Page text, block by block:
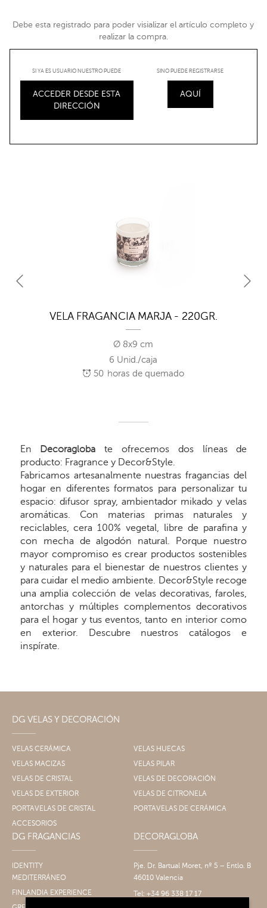
Debe esta registrado para poder visializar el artículo completo y
realizar la compra.
SI YA ES USUARIO NUESTRO PUEDE
ACCEDER DESDE ESTA
DIRECCIÓN
SINO PUEDE REGISTRARSE
AQUÍ
VELA FRAGANCIA MARJA - 220GR.
Ø 8x9 cm
6 Unid./caja
50 horas de quemado
En Decoragloba te ofrecemos dos líneas de
producto: Fragrance y Decor&Style.
Fabricamos artesanalmente nuestras fragancias del
hogar en diferentes formatos para personalizar tu
espacio: difusor spray, ambientador mikado y velas
aromáticas. Con materias primas naturales y
reciclables, cera 100% vegetal, libre de parafina y
con mecha de algodón natural. Porque nuestro
mayor compromiso es crear productos sostenibles
y naturales para el bienestar de nuestros clientes y
para cuidar el medio ambiente. Decor&Style recoge
una amplia colección de velas decorativas, faroles,
antorchas y múltiples complementos decorativos
para el hogar y tus eventos, tanto en interior como
en exterior. Descubre nuestros catálogos e
inspírate.
DG VELAS Y DECORACIÓN
VELAS CERÁMICA
VELAS HUECAS
VELAS MACIZAS
VELAS PILAR
VELAS DE CRISTAL
VELAS DE DECORACIÓN
VELAS DE EXTERIOR
VELAS DE CITRONELA
PORTAVELAS DE CRISTAL
PORTAVELAS DE CERÁMICA
ACCESORIOS
DG FRAGANCIAS
IDENTITY
MEDITERRÁNEO
FINLANDIA EXPERIENCE
DECORAGLOBA
Pje. Dr. Bartual Moret, nº 5 – Entlo. B
46010 Valencia
Tel: +34 96 338 17 17